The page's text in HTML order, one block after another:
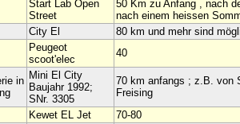
Start Lab Open
Street
50 Km zu Anfang , nach
nach einem heissen
City El
80 km und mehr sind
Peugeot
scoot'elec
40
in Mini El City
Baujahr 1992;
SNr. 3305
70 km anfangs ; z.B. von
Freising
Kewet EL Jet
70-80